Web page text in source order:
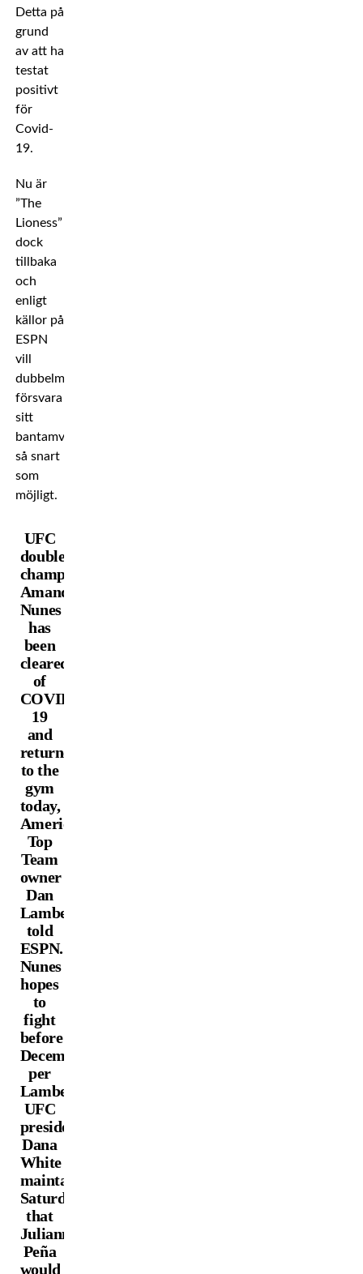
Detta på
grund
av att ha
testat
positivt
för
Covid-
19.
Nu är
”The
Lioness”
dock
tillbaka
och
enligt
källor på
ESPN
vill
dubbelmästaren
försvara
sitt
bantamviktsbälte
så snart
som
möjligt.
UFC
double
champ
Amanda
Nunes
has
been
cleared
of
COVID-
19
and
returned
to the
gym
today,
American
Top
Team
owner
Dan
Lambert
told
ESPN.
Nunes
hopes
to
fight
before
December,
per
Lambert.
UFC
president
Dana
White
maintained
Saturday
that
Julianna
Peña
would